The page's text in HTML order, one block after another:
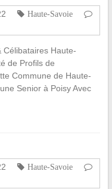
Haute-Savoie
Célibataires Haute-
de Profils de
Commune de Haute-
Senior à Poisy Avec
Haute-Savoie